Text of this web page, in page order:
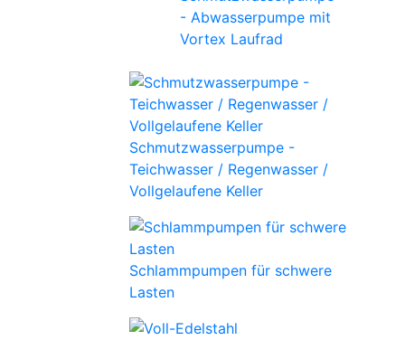
- Abwasserpumpe mit
Vortex Laufrad
Schmutzwasserpumpe -
Teichwasser / Regenwasser /
Vollgelaufene Keller
Schlammpumpen für schwere
Lasten